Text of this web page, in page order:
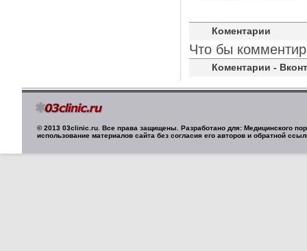
Коментарии
Что бы
Коментарии -
© 2013 03clinic.ru. Все права защищены. Разработано для: Медицинского
использование материалов сайта без согласия его авторов и обратной